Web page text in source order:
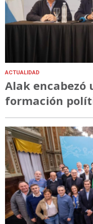
ACTUALIDAD
Alak encabezó
formación